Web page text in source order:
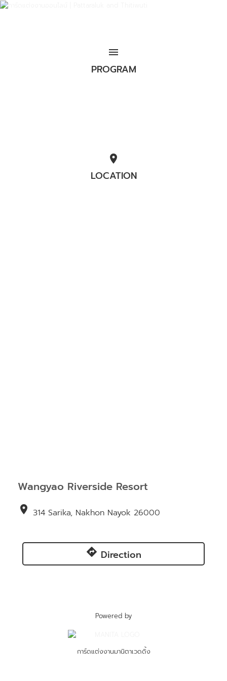
menu
PROGRAM
location_on
LOCATION
Wangyao Riverside Resort
location_on 314 Sarika, Nakhon Nayok 26000
directions Direction
Powered by
การ์ดแต่งงานมานิตาเวดดิ้ง